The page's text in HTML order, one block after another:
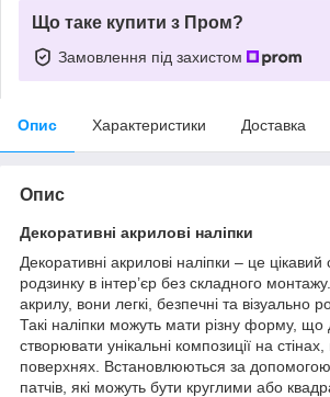
Що таке купити з Пром?
Замовлення під захистом
Опис Характеристики Доставка
Опис
Декоративні акрилові наліпки
Декоративні акрилові наліпки – це цікавий
родзинку в інтер’єр без складного
акрилу, вони легкі, безпечні та візуально
Такі наліпки можуть мати різну форму, що
створювати унікальні композиції на
поверхнях. Встановлюються за допомогою
патчів, які можуть бути круглими або